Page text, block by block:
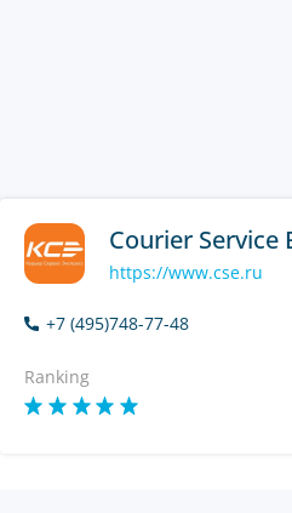
Courier Service
https://www.cse.ru
+7 (495)748-77-48
Ranking